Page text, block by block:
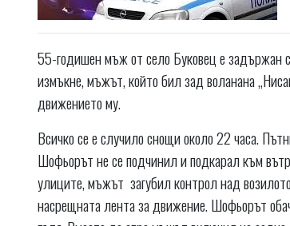
55-годишен мъж от село Буковец е задържан
измъкне, мъжът, който бил зад воланана
движението му.
Всичко се е случило снощи около 22 часа.
Шофьорът не се подчинил и подкарал към
улиците, мъжът загубил контрол над
насрещната лента за движение. Шофьорът